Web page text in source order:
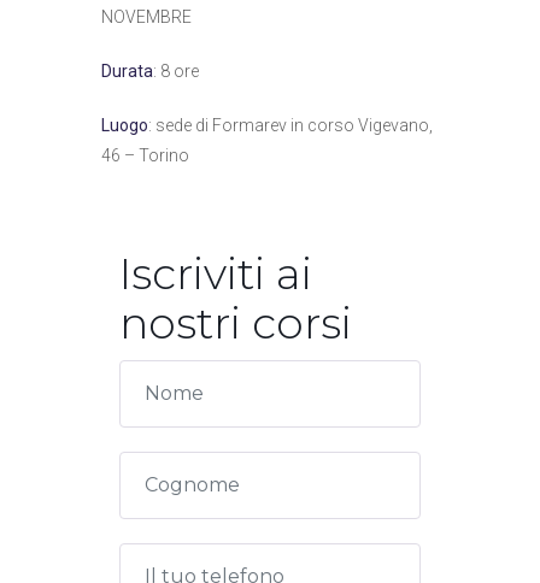
NOVEMBRE
Durata: 8 ore
Luogo: sede di Formarev in corso Vigevano,
46 – Torino
Iscriviti ai
nostri corsi